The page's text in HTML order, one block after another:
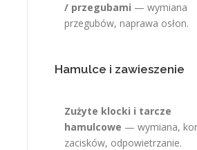
/ przegubami — wymiana
przegubów, naprawa osłon.
Hamulce i zawieszenie
Zużyte klocki i tarcze
hamulcowe — wymiana,
zacisków, odpowietrzanie.